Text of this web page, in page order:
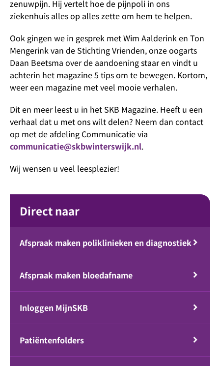
zenuwpijn. Hij vertelt hoe de pijnpoli in ons
ziekenhuis alles op alles zette om hem te helpen.
Ook gingen we in gesprek met Wim Aalderink en Ton
Mengerink van de Stichting Vrienden, onze oogarts
Daan Beetsma over de aandoening staar en vindt u
achterin het magazine 5 tips om te bewegen. Kortom,
weer een magazine met veel mooie verhalen.
Dit en meer leest u in het SKB Magazine. Heeft u een
verhaal dat u met ons wilt delen? Neem dan contact
op met de afdeling Communicatie via
communicatie@skbwinterswijk.nl.
Wij wensen u veel leesplezier!
Direct naar
Afspraak maken poliklinieken en diagnostiek
Afspraak maken bloedafname
Inloggen MijnSKB
Patiëntenfolders